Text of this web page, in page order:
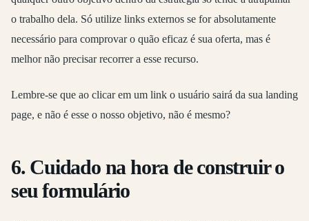
o trabalho dela. Só utilize links externos se for absolutamente
necessário para comprovar o quão eficaz é sua oferta, mas é
melhor não precisar recorrer a esse recurso.
Lembre-se que ao clicar em um link o usuário sairá da sua landing
page, e não é esse o nosso objetivo, não é mesmo?
6. Cuidado na hora de construir o
seu formulário